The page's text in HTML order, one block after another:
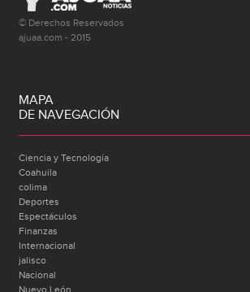
© Derechos Reservados
ajuaa.com - 2015
MAPA
DE NAVEGACIÓN
Ciencia y Tecnología
Coahuila
colima
Deportes
Espectáculos
Finanzas
Internacional
jalisco
Nacional
Nuevo León